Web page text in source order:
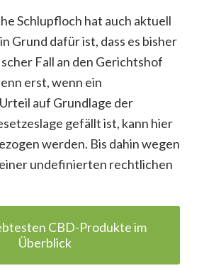
Schlupfloch hat auch aktuell
Grund dafür ist, dass es bisher
Fall an den Gerichtshof
erst, wenn ein
auf Grundlage der
gefällt ist, kann hier
werden. Bis dahin wegen
undefinierten rechtlichen
CBD-Produkte im
Überblick